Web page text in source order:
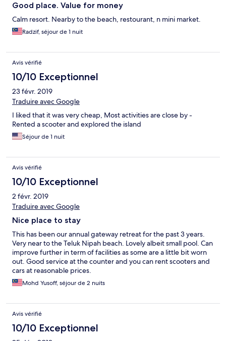
Good place. Value for money
Calm resort. Nearby to the beach, restourant, n mini market.
Radzif, séjour de 1 nuit
Avis vérifié
10/10 Exceptionnel
23 févr. 2019
Traduire avec Google
I liked that it was very cheap, Most activities are close by -
Rented a scooter and explored the island
Séjour de 1 nuit
Avis vérifié
10/10 Exceptionnel
2 févr. 2019
Traduire avec Google
Nice place to stay
This has been our annual gateway retreat for the past 3 years.
Very near to the Teluk Nipah beach. Lovely albeit small pool. Can
improve further in term of facilities as some are a little bit worn
out. Good service at the counter and you can rent scooters and
cars at reasonable prices.
Mohd Yusoff, séjour de 2 nuits
Avis vérifié
10/10 Exceptionnel